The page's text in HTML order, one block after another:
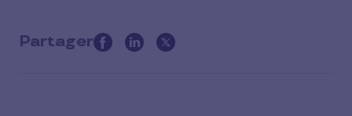
Partager
this